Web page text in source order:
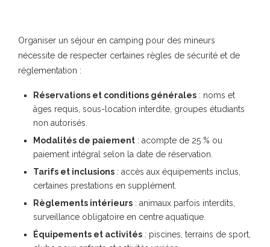
Organiser un séjour en camping pour des mineurs
nécessite de respecter certaines règles de sécurité et de
réglementation :
Réservations et conditions générales : noms et
âges requis, sous-location interdite, groupes étudiants
non autorisés.
Modalités de paiement : acompte de 25 % ou
paiement intégral selon la date de réservation.
Tarifs et inclusions : accès aux équipements inclus,
certaines prestations en supplément.
Règlements intérieurs : animaux parfois interdits,
surveillance obligatoire en centre aquatique.
Équipements et activités : piscines, terrains de sport,